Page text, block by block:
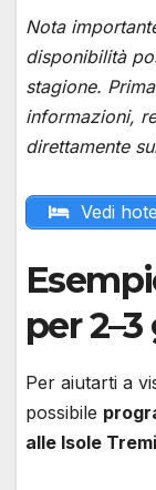
Nota
disponibilità
stagione.
informazioni,
direttamente
Vedi
per
Per aiutarti a
possibile
alle Isole